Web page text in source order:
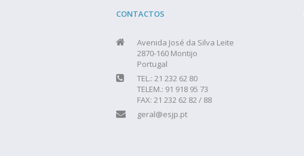
CONTACTOS
Avenida José da Silva Leite
2870-160 Montijo
Portugal
TEL.: 21 232 62 80
TELEM.: 91 918 95 73
FAX: 21 232 62 82 / 88
geral@esjp.pt